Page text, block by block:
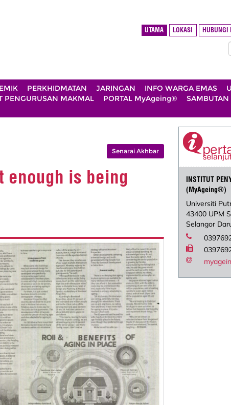
UTAMA LOKASI HUBUNGI
PERKHIDMATAN JARINGAN INFO WARGA EMAS
PENGURUSAN MAKMAL PORTAL MyAgeing®
SAMBUTAN
Senarai Akhbar
enough is being
INSTITUT
(MyAgeing®)
Universiti
43400 UPM
Selangor